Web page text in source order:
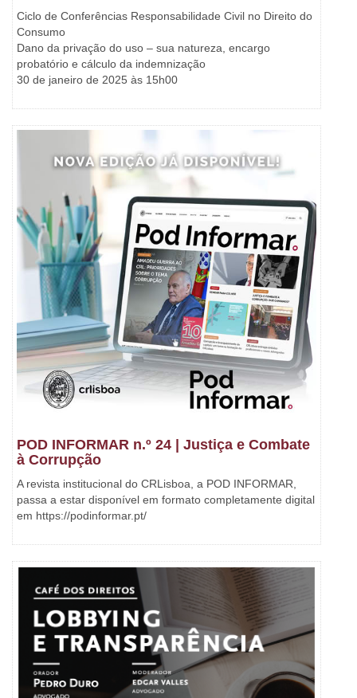
Ciclo de Conferências Responsabilidade Civil no Direito do
Consumo
Dano da privação do uso – sua natureza, encargo
probatório e cálculo da indemnização
30 de janeiro de 2025 às 15h00
POD INFORMAR n.º 24 | Justiça e Combate
à Corrupção
A revista institucional do CRLisboa, a POD INFORMAR,
passa a estar disponível em formato completamente digital
em https://podinformar.pt/